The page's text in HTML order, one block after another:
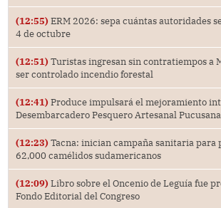
(12:55) ERM 2026: sepa cuántas autoridades
4 de octubre
(12:51) Turistas ingresan sin contratiempos a
ser controlado incendio forestal
(12:41) Produce impulsará el mejoramiento
Desembarcadero Pesquero Artesanal Pucusana
(12:23) Tacna: inician campaña sanitaria para
62,000 camélidos sudamericanos
(12:09) Libro sobre el Oncenio de Leguía fue
Fondo Editorial del Congreso